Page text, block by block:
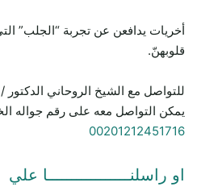
أخريات يدافعن عن تجربة “الجلب”
قلوبهنّ.
للتواصل مع الشيخ الروحاني
يمكن التواصل معه على رقم جواله
00201212451716
او راسلنـــــــــــــــــا علي